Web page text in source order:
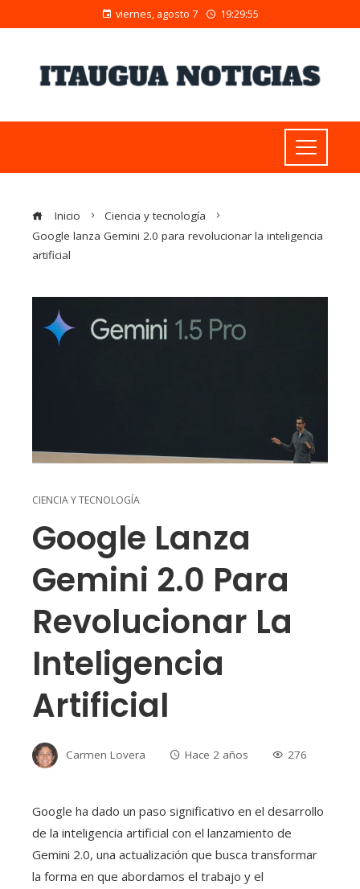
viernes, agosto 7 19:29:55
Inicio
Ciencia y tecnología
Google lanza Gemini 2.0 para revolucionar la inteligencia
artificial
CIENCIA Y TECNOLOGÍA
Google Lanza
Gemini 2.0 Para
Revolucionar La
Inteligencia
Artificial
Carmen Lovera Hace 2 años 276
Google ha dado un paso significativo en el desarrollo
de la inteligencia artificial con el lanzamiento de
Gemini 2.0, una actualización que busca transformar
la forma en que abordamos el trabajo y el